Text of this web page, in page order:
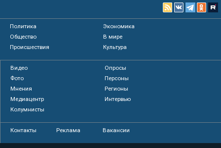
Политика
Экономика
Общество
В мире
Происшествия
Культура
Видео
Опросы
Фото
Персоны
Мнения
Регионы
Медиацентр
Интервью
Колумнисты
Контакты Реклама Вакансии